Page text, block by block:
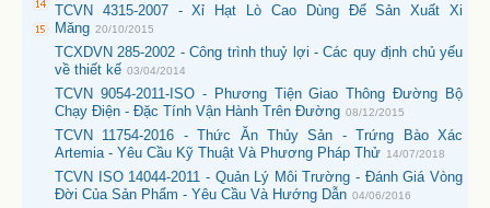
TCVN 4315-2007 - Xỉ Hạt Lò Cao Dùng Để Sản Xuất Xi
Măng 20/10/2015
TCXDVN 285-2002 - Công trình thuỷ lợi - Các quy định chủ yếu
về thiết kế 03/04/2014
TCVN 9054-2011-ISO - Phương Tiện Giao Thông Đường Bộ
Chạy Điện - Đặc Tính Vận Hành Trên Đường 08/12/2015
TCVN 11754-2016 - Thức Ăn Thủy Sản - Trứng Bào Xác
Artemia - Yêu Cầu Kỹ Thuật Và Phương Pháp Thử 14/07/2018
TCVN ISO 14044-2011 - Quản Lý Môi Trường - Đánh Giá Vòng
Đời Của Sản Phẩm - Yêu Cầu Và Hướng Dẫn 04/06/2016